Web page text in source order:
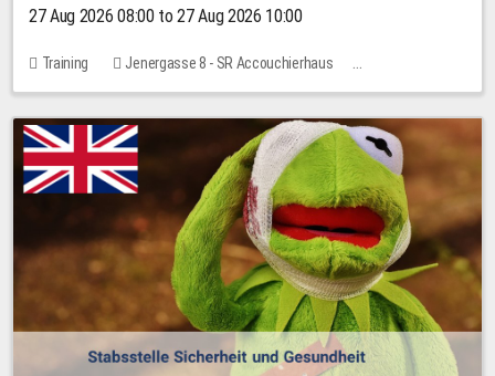
27 Aug 2026 08:00 to 27 Aug 2026 10:00
Training
Jenergasse 8 - SR Accouchierhaus
No free places